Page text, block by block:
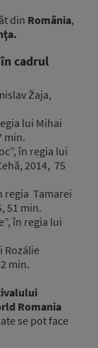
din România,
cadrul
Žaja,
lui Mihai
min.
în regia lui
2014, 75
regia Tamarei
51 min.
în regia lui
Rozálie
min.
Romania
se pot face